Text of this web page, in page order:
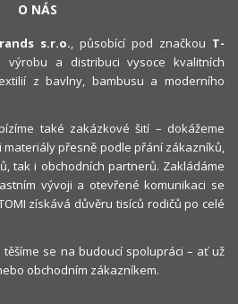
O NÁS
s.r.o., působící pod značkou T-
a distribuci vysoce kvalitních
z bavlny, bambusu a moderního
také zakázkové šití – dokážeme
přesně podle přání zákazníků,
tak i obchodních partnerů. Zakládáme
vývoji a otevřené komunikaci se
získává důvěru tisíců rodičů po celé
se na budoucí spolupráci – ať už
obchodním zákazníkem.